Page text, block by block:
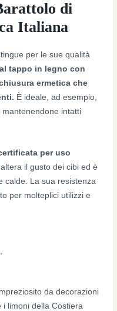
di
Italiana
per le sue qualità
tappo in legno con
ermetica che
È ideale, ad esempio,
intatti
per uso
il gusto dei cibi ed è
calde. La sua resistenza
per molteplici utilizzi e
da decorazioni
limoni della Costiera